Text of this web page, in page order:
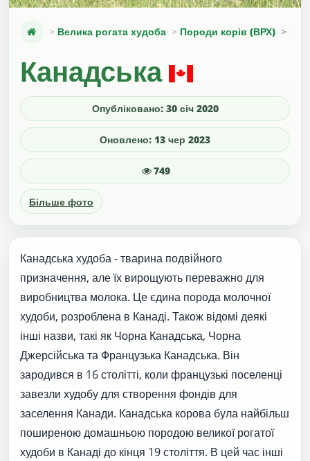
Велика рогата худоба Породи корів (ВРХ)
Канадська
Опубліковано: 30 січ 2020
Оновлено: 13 чер 2023
749
Більше фото
Канадська худоба - тварина подвійного
призначення, але їх вирощують переважно для
виробництва молока. Це єдина порода молочної
худоби, розроблена в Канаді. Також відомі деякі
інші назви, такі як Чорна Канадська, Чорна
Джерсійська та Французька Канадська. Він
зародився в 16 столітті, коли французькі поселенці
завезли худобу для створення фондів для
заселення Канади. Канадська корова була найбільш
поширеною домашньою породою великої рогатої
худоби в Канаді до кінця 19 століття. В цей час інші